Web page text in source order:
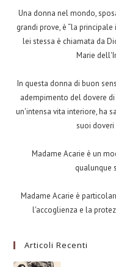
Una donna nel mondo,
grandi prove, è “la
lei stessa è chiamata da
Marie
In questa donna di buon
adempimento del dovere
un'intensa vita interiore, ha
suoi
Madame Acarie è un
qualunque
Madame Acarie è
l'accoglienza e la
Articoli Recenti